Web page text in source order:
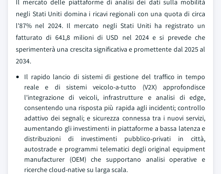
Il mercato delle piattaforme di analisi dei dati sulla mobilità
negli Stati Uniti domina i ricavi regionali con una quota di circa
l'87% nel 2024. Il mercato negli Stati Uniti ha registrato un
fatturato di 641,8 milioni di USD nel 2024 e si prevede che
sperimenterà una crescita significativa e promettente dal 2025 al
2034.
Il rapido lancio di sistemi di gestione del traffico in tempo
reale e di sistemi veicolo-a-tutto (V2X) approfondisce
l'integrazione di veicoli, infrastrutture e analisi di edge,
consentendo una risposta più rapida agli incidenti; controllo
adattivo dei segnali; e sicurezza connessa tra i nuovi servizi,
aumentando gli investimenti in piattaforme a bassa latenza e
distribuzioni di investimenti pubblico-privati in città,
autostrade e programmi telematici degli original equipment
manufacturer (OEM) che supportano analisi operative e
ricerche cloud-native su larga scala.